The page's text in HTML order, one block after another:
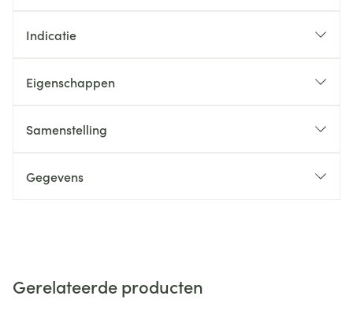
Indicatie
Eigenschappen
Samenstelling
Gegevens
Gerelateerde producten